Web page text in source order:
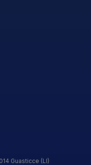
Guasticce (LI)